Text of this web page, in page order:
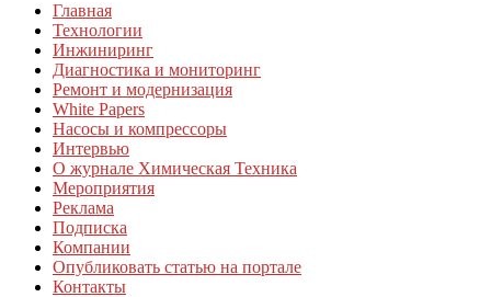
Главная
Технологии
Инжиниринг
Диагностика и мониторинг
Ремонт и модернизация
White Papers
Насосы и компрессоры
Интервью
О журнале Химическая Техника
Мероприятия
Реклама
Подписка
Компании
Опубликовать статью на портале
Контакты